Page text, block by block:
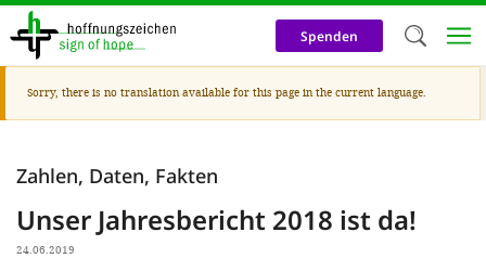
Skip
content
Spenden
Warning
message
Sorry, there is no translation available for this page in the current language.
Zahlen, Daten, Fakten
Unser Jahresbericht 2018 ist da!
24.06.2019